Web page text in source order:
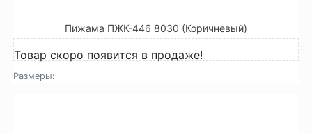
Пижама ПЖК-446 8030 (Коричневый)
Товар скоро появится в продаже!
Размеры: